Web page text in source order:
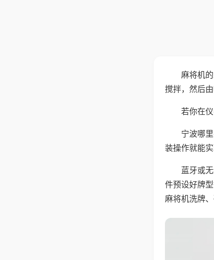
麻将机
搅拌，然后
若你在
宁波哪
装操作就能
蓝牙或
件预设好牌
麻将机洗牌